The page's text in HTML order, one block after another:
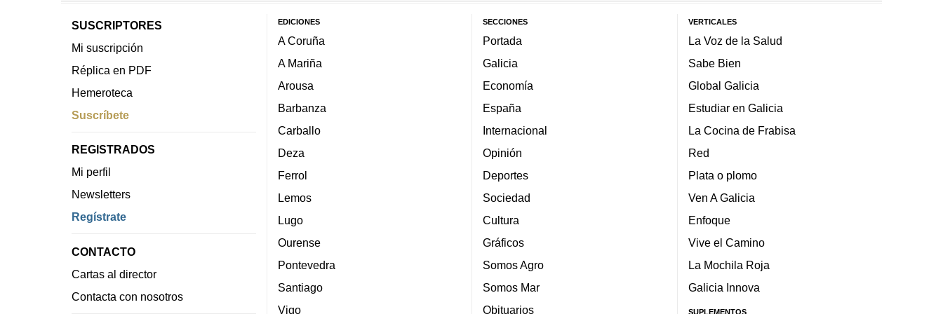
SUSCRIPTORES
Mi suscripción
Réplica en PDF
Hemeroteca
Suscríbete
REGISTRADOS
Mi perfil
Newsletters
Regístrate
CONTACTO
Cartas al director
Contacta con nosotros
EDICIONES
A Coruña
A Mariña
Arousa
Barbanza
Carballo
Deza
Ferrol
Lemos
Lugo
Ourense
Pontevedra
Santiago
Vigo
SECCIONES
Portada
Galicia
Economía
España
Internacional
Opinión
Deportes
Sociedad
Cultura
Gráficos
Somos Agro
Somos Mar
Obituarios
VERTICALES
La Voz de la Salud
Sabe Bien
Global Galicia
Estudiar en Galicia
La Cocina de Frabisa
Red
Plata o plomo
Ven A Galicia
Enfoque
Vive el Camino
La Mochila Roja
Galicia Innova
SUPLEMENTOS